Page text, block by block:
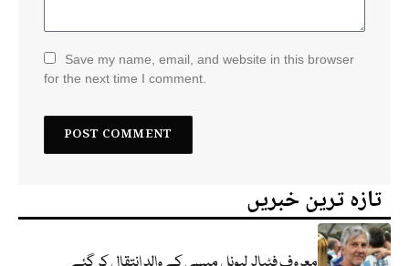
Save my name, email, and website in this browser
for the next time I comment.
تازہ ترین خبریں